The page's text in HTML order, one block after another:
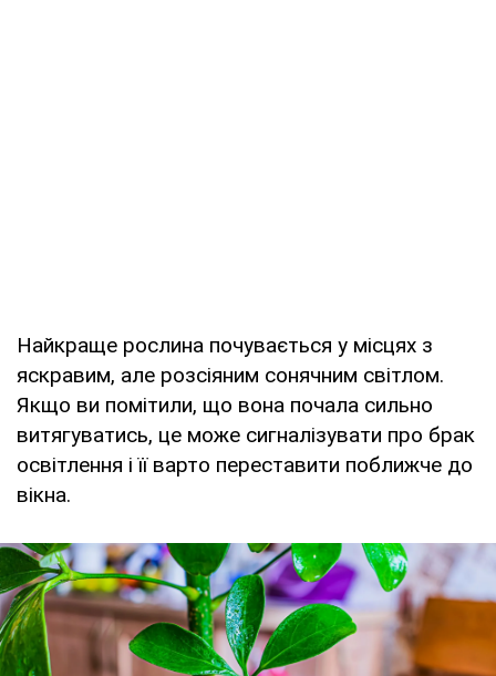
Найкраще рослина почувається у місцях з
яскравим, але розсіяним сонячним світлом.
Якщо ви помітили, що вона почала сильно
витягуватись, це може сигналізувати про брак
освітлення і її варто переставити поближче до
вікна.